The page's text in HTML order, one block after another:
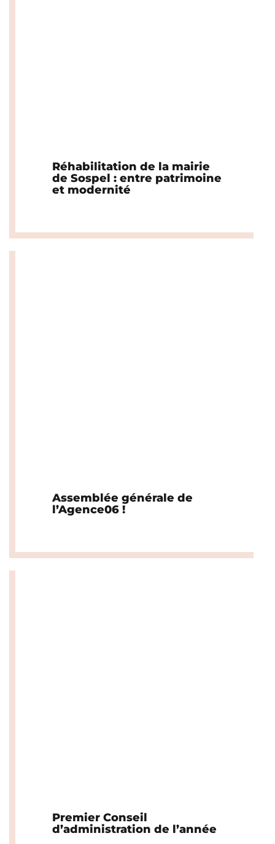
Réhabilitation de la mairie
de Sospel : entre patrimoine
et modernité
Assemblée générale de
l’Agence06 !
Premier Conseil
d’administration de l’année